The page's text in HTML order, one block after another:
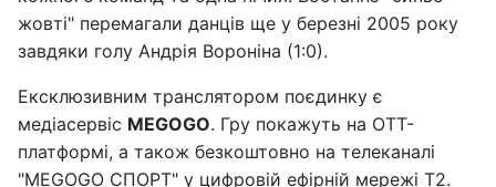
жовті" перемагали данців ще у березні 2005 року
завдяки голу Андрія Вороніна (1:0).
Ексклюзивним транслятором поєдинку є
медіасервіс MEGOGO. Гру покажуть на OTT-
платформі, а також безкоштовно на телеканалі
"MEGOGO СПОРТ" у цифровій ефірній мережі Т2.